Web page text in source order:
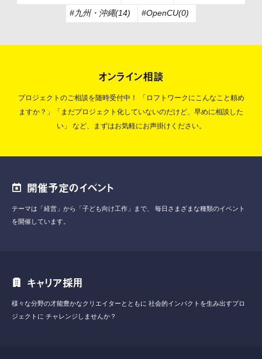
#九州・沖縄(14)
#OpenCU(0)
オンライン相談
プロジェクトのご相談を随時受付中！
「ロフトワークにこんなこと頼め
ますか？」「まだプロジェクト化していないのだけど、早めに相談した
い」
など、まずはお気軽にお声掛けください。
開催予定のイベント
テーマは「経営」から「子ども向け工作」まで、
毎日さまざまな種類のイベント
を開催しています。
キャリア採用
様々な分野の才能豊かなクリエイターとともに 社会的インパクトを生み出すプロ
ジェクトに チャレンジしませんか？